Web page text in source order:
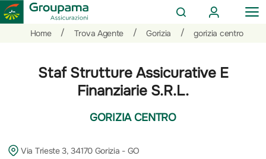
CERCA
AREA
CLIENTI
Home
/ Trova Agente / Gorizia / gorizia centro
Staf Strutture Assicurative E
Finanziarie S.R.L.
GORIZIA CENTRO
Via Trieste 3, 34170 Gorizia - GO